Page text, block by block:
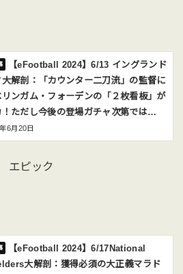
【eFootball 2024】6/13 イングランド
大解剖：「カウンター二刀流」の監督に
リンガム・フォーデンの「２枚看板」が
！ただし今後の登場ガチャ次第では…
6月20日
ピック
【eFootball 2024】6/17National
大解剖：獲得必須の大正義マラド